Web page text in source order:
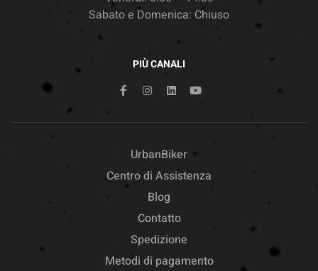
Sabato e Domenica: Chiuso
PIÙ CANALI
UrbanBiker
Centro di Assistenza
Blog
Contatto
Spedizione
Metodi di pagamento